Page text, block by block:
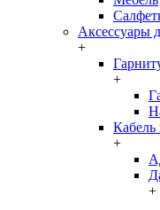
Аксессуары
+
+
Кабель
+
+